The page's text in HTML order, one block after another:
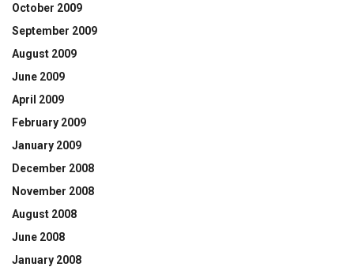
October 2009
September 2009
August 2009
June 2009
April 2009
February 2009
January 2009
December 2008
November 2008
August 2008
June 2008
January 2008